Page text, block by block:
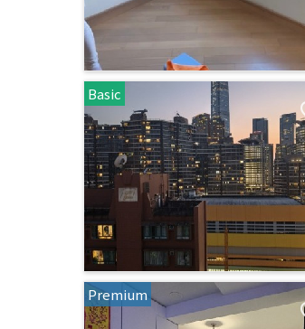
Basic
Premium